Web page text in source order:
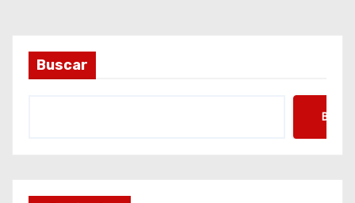
d
a
Buscar